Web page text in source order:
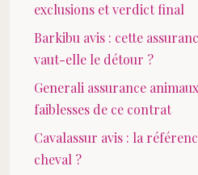
exclusions et verdict final
Barkibu avis : cette
vaut-elle le détour ?
Generali assurance
faiblesses de ce contrat
Cavalassur avis : la
cheval ?